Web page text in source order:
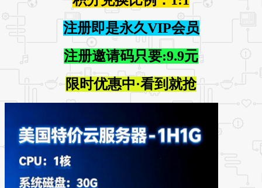
注册即是永久VIP会员
注册邀请码只要:9.9元
限时优惠中·看到就抢